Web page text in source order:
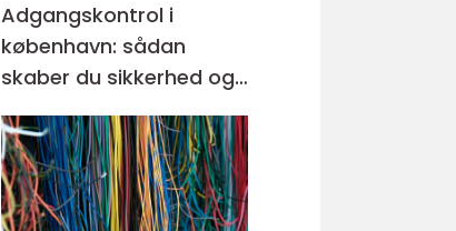
Adgangskontrol i
københavn: sådan
skaber du sikkerhed og
tryghed i hverdagen